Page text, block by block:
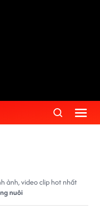
ảnh, video clip hot nhất
nuôi